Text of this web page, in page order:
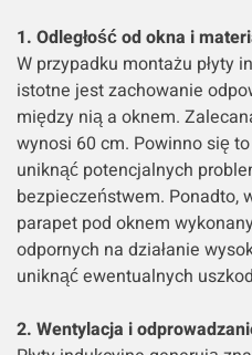
1. Odległość od okna i
W przypadku montażu płyty
istotne jest zachowanie
między nią a oknem.
wynosi 60 cm. Powinno się
uniknąć potencjalnych
bezpieczeństwem. Ponadto,
parapet pod oknem
odpornych na działanie
uniknąć ewentualnych
2. Wentylacja i